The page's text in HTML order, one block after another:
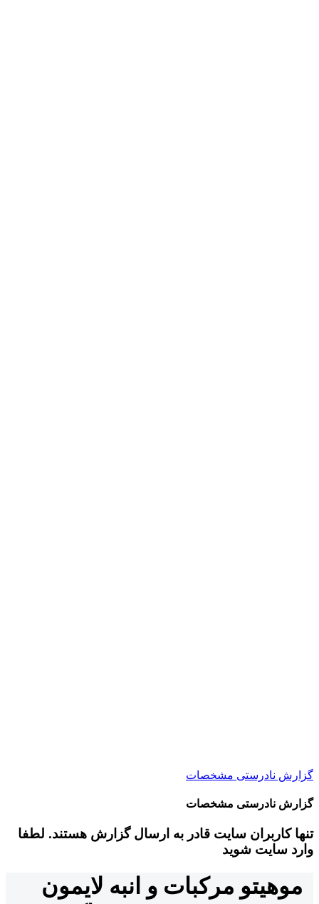
گزارش نادرستی مشخصات
گزارش نادرستی مشخصات
تنها کاربران سایت قادر به ارسال گزارش هستند. لطفا
وارد سایت شوید
موهیتو مرکبات و انبه لایمون